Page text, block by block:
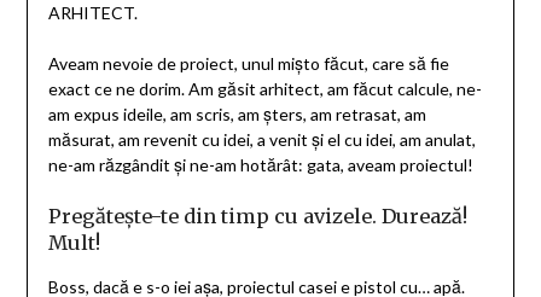
ARHITECT.
Aveam nevoie de proiect, unul mișto făcut, care să fie
exact ce ne dorim. Am găsit arhitect, am făcut calcule, ne-
am expus ideile, am scris, am șters, am retrasat, am
măsurat, am revenit cu idei, a venit și el cu idei, am anulat,
ne-am răzgândit și ne-am hotărât: gata, aveam proiectul!
Pregătește-te din timp cu avizele. Durează!
Mult!
Boss, dacă e s-o iei așa, proiectul casei e pistol cu… apă.